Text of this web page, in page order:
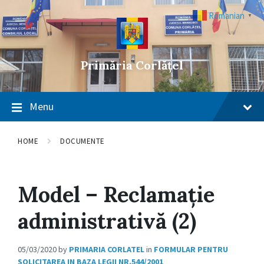
to
content
to
main
navigation
to
footer
Primăria Corlățel
Menu
HOME DOCUMENTE
Model – Reclamaţie
administrativă (2)
05/03/2020by PRIMARIA CORLATELin FORMULAR PENTRU
SOLICITAREA IN BAZA LEGII NR.544/2001
Romanian ▼